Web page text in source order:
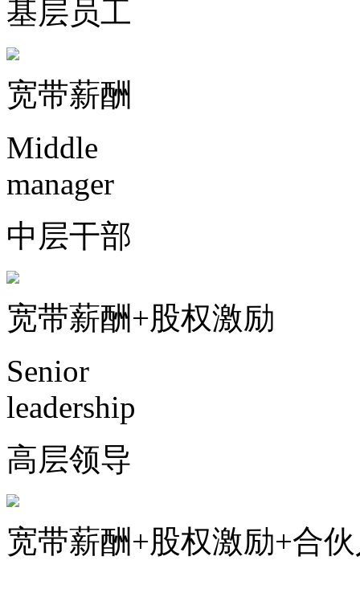
基层员工
宽带薪酬
Middle
manager
中层干部
宽带薪酬+股权激励
Senior
leadership
高层领导
宽带薪酬+股权激励+合